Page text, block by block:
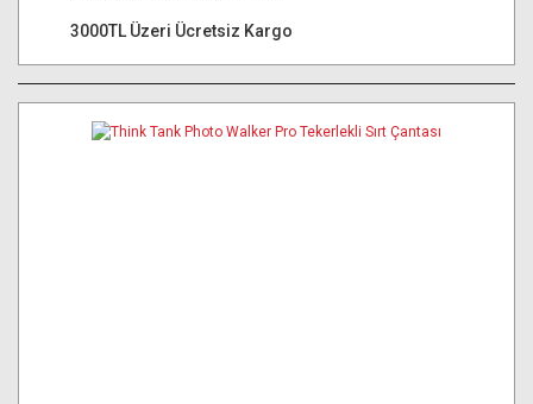
3000TL Üzeri Ücretsiz Kargo